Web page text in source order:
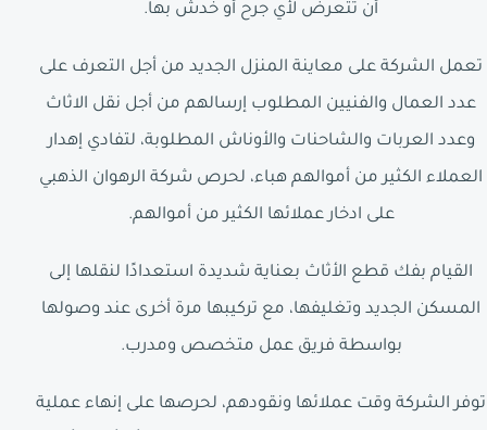
أن تتعرض لأي جرح أو خدش بها.
تعمل الشركة على معاينة المنزل الجديد من أجل التعرف على
عدد العمال والفنيين المطلوب إرسالهم من أجل نقل الاثاث
وعدد العربات والشاحنات والأوناش المطلوبة، لتفادي إهدار
العملاء الكثير من أموالهم هباء، لحرص شركة الرهوان الذهبي
على ادخار عملائها الكثير من أموالهم.
القيام بفك قطع الأثاث بعناية شديدة استعدادًا لنقلها إلى
المسكن الجديد وتغليفها، مع تركيبها مرة أخرى عند وصولها
بواسطة فريق عمل متخصص ومدرب.
توفر الشركة وقت عملائها ونقودهم، لحرصها على إنهاء عملية